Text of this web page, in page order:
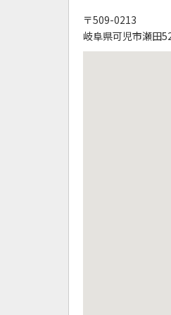
〒509-0213
岐阜県可児市瀬田